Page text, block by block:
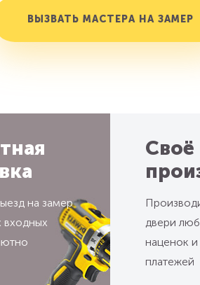
ВЫЗВАТЬ МАСТЕРА НА ЗАМЕР
на замер
входных
Своё
двери
наценок
платежей